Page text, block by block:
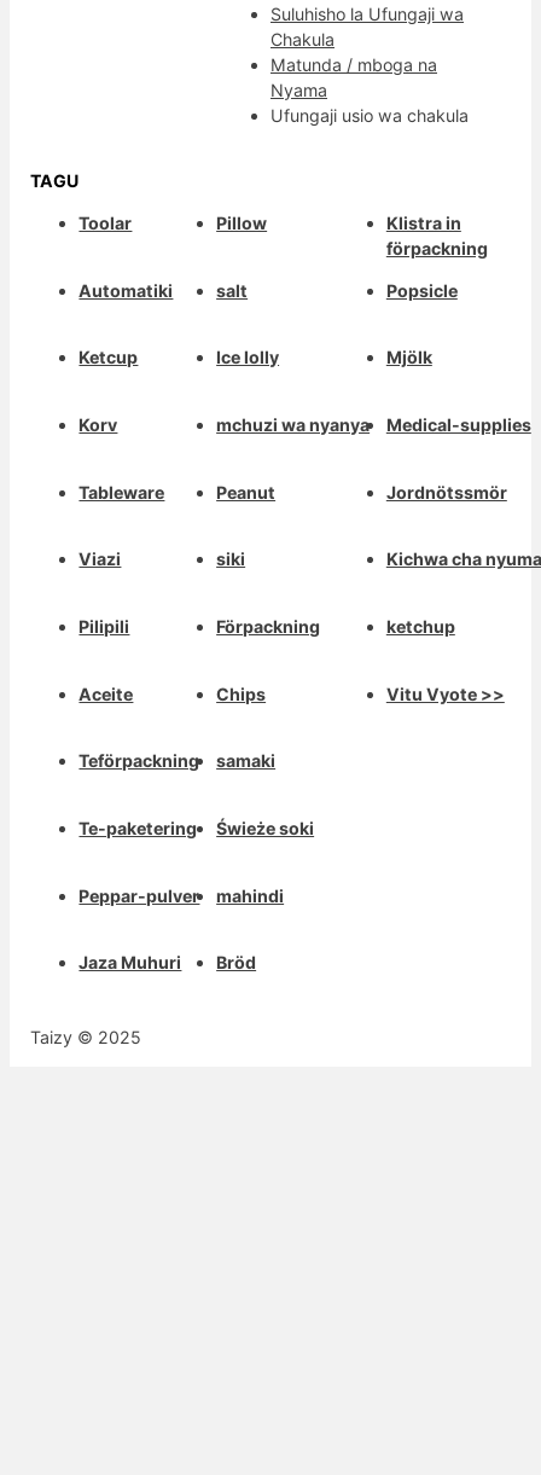
Suluhisho la Ufungaji wa
Chakula
Matunda / mboga na
Nyama
Ufungaji usio wa chakula
TAGU
Toolar
Automatiki
Ketcup
Korv
Tableware
Viazi
Pilipili
Aceite
Teförpackning
Te-paketering
Peppar-pulver
Jaza Muhuri
Pillow
salt
Ice lolly
mchuzi wa nyanya
Peanut
siki
Förpackning
Chips
samaki
Świeże soki
mahindi
Bröd
Klistra in
förpackning
Popsicle
Mjölk
Medical-supplies
Jordnötssmör
Kichwa cha nyuma
ketchup
Vitu Vyote >>
Taizy © 2025